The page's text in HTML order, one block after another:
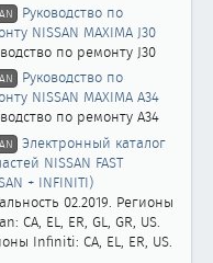
Руководство по
NISSAN MAXIMA J30
по ремонту J30
Руководство по
NISSAN MAXIMA A34
по ремонту A34
Электронный каталог
NISSAN FAST
+ INFINITI)
02.2019. Регионы
CA, EL, ER, GL, GR, US.
Infiniti: CA, EL, ER, US.